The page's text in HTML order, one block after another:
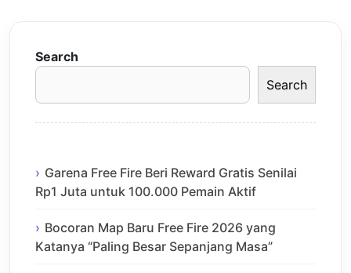
Search
Search
Garena Free Fire Beri Reward Gratis Senilai
Rp1 Juta untuk 100.000 Pemain Aktif
Bocoran Map Baru Free Fire 2026 yang
Katanya “Paling Besar Sepanjang Masa”